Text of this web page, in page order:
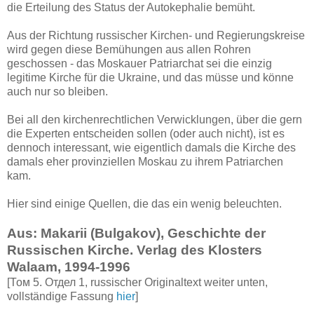
die Erteilung des Status der Autokephalie bemüht.
Aus der Richtung russischer Kirchen- und Regierungskreise
wird gegen diese Bemühungen aus allen Rohren
geschossen - das Moskauer Patriarchat sei die einzig
legitime Kirche für die Ukraine, und das müsse und könne
auch nur so bleiben.
Bei all den kirchenrechtlichen Verwicklungen, über die gern
die Experten entscheiden sollen (oder auch nicht), ist es
dennoch interessant, wie eigentlich damals die Kirche des
damals eher provinziellen Moskau zu ihrem Patriarchen
kam.
Hier sind einige Quellen, die das ein wenig beleuchten.
Aus: Makarii (Bulgakov), Geschichte der
Russischen Kirche. Verlag des Klosters
Walaam, 1994-1996
[Том 5. Отдел 1, russischer Originaltext weiter unten,
vollständige Fassung hier]